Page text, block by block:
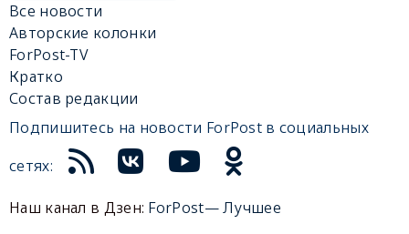
Все новости
Авторские колонки
ForPost-TV
Кратко
Состав редакции
Подпишитесь на новости ForPost в социальных
сетях:
Наш канал в Дзен: ForPost— Лучшее